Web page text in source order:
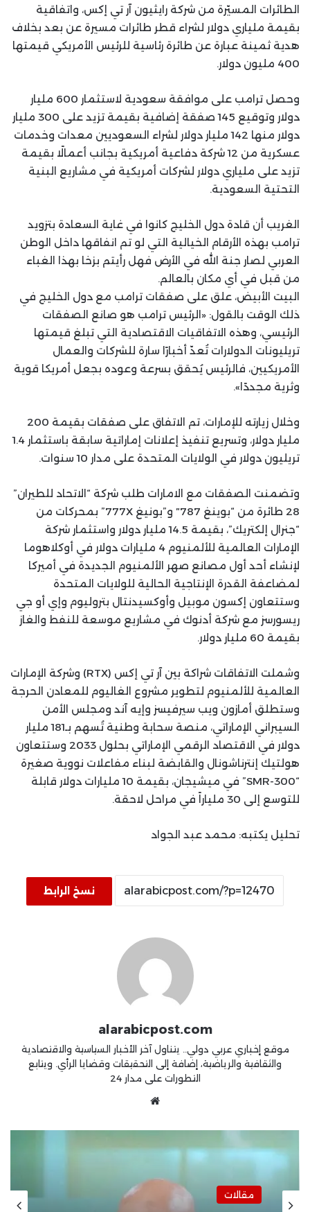
الطائرات المسيّرة من شركة رايثيون آر تي إكس، واتفاقية
بقيمة ملياري دولار لشراء قطر طائرات مسيرة عن بعد بخلاف
هدية ثمينة عبارة عن طائرة رئاسية للرئيس الأمريكي قيمتها
400 مليون دولار.
وحصل ترامب على موافقة سعودية لاستثمار 600 مليار
دولار وتوقيع 145 صفقة إضافية بقيمة تزيد على 300 مليار
دولار منها 142 مليار دولار لشراء السعوديين معدات وخدمات
عسكرية من 12 شركة دفاعية أمريكية بجانب أعمالًا بقيمة
تزيد على ملياري دولار لشركات أمريكية في مشاريع البنية
التحتية السعودية.
الغريب أن قادة دول الخليج كانوا في غاية السعادة بتزويد
ترامب بهذه الأرقام الخيالية التي لو تم انفاقها داخل الوطن
العربي لصار جنة الله في الأرض فهل رأيتم بزخا بهذا الغباء
من قبل في أي مكان بالعالم.
البيت الأبيض، علق على صفقات ترامب مع دول الخليج في
ذلك الوقت بالقول: «الرئيس ترامب هو صانع الصفقات
الرئيسي، وهذه الاتفاقيات الاقتصادية التي تبلغ قيمتها
تريليونات الدولارات تُعدّ أخبارًا سارة للشركات والعمال
الأمريكيين، فالرئيس يُحقق بسرعة وعوده بجعل أمريكا قوية
وثرية مجددًا».
وخلال زيارته للإمارات، تم الاتفاق على صفقات بقيمة 200
مليار دولار، وتسريع تنفيذ إعلانات إماراتية سابقة باستثمار 1.4
تريليون دولار في الولايات المتحدة على مدار 10 سنوات.
وتضمنت الصفقات مع الامارات طلب شركة “الاتحاد للطيران”
28 طائرة من “بوينغ 787″ و”بونيغ 777X” بمحركات من
“جنرال إلكتريك”، بقيمة 14.5 مليار دولار واستثمار شركة
الإمارات العالمية للألمنيوم 4 مليارات دولار في أوكلاهوما
لإنشاء أحد أول مصانع صهر الألمنيوم الجديدة في أميركا
لمضاعفة القدرة الإنتاجية الحالية للولايات المتحدة
وستتعاون إكسون موبيل وأوكسيدنتال بتروليوم وإي أو جي
ريسورسز مع شركة أدنوك في مشاريع موسعة للنفط والغاز
بقيمة 60 مليار دولار.
وشملت الاتفاقات شراكة بين آر تي إكس (RTX) وشركة الإمارات
العالمية للألمنيوم لتطوير مشروع الغاليوم للمعادن الحرجة
وستطلق أمازون ويب سيرفيسز وإيه آند ومجلس الأمن
السيبراني الإماراتي، منصة سحابة وطنية تُسهم بـ181 مليار
دولار في الاقتصاد الرقمي الإماراتي بحلول 2033 وستتعاون
هولتيك إنترناشونال والقابضة لبناء مفاعلات نووية صغيرة
“SMR-300” في ميشيجان، بقيمة 10 مليارات دولار قابلة
للتوسع إلى 30 ملياراً في مراحل لاحقة.
تحليل يكتبه: محمد عبد الجواد
نسخ الرابط
alarabicpost.com
موقع إخباري عربي دولي.. يتناول آخر الأخبار السياسية والاقتصادية
والثقافية والرياضية، إضافة إلى التحقيقات وقضايا الرأي. ويتابع
التطورات على مدار 24
مقالات